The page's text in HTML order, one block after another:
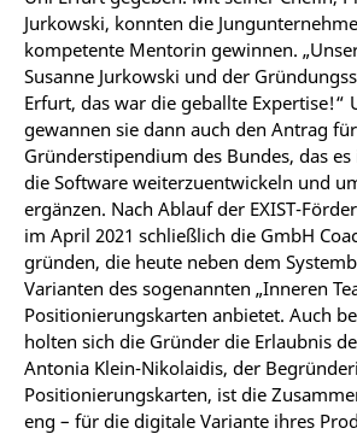
Jurkowski, konnten die
kompetente Mentorin gewinnen.
Susanne Jurkowski und der
Erfurt, das war die geballte Expertise!“
gewannen sie dann auch den Antrag
Gründerstipendium des Bundes, das
die Software weiterzuentwickeln und
ergänzen. Nach Ablauf der EXIST-
im April 2021 schließlich die GmbH
gründen, die heute neben dem
Varianten des sogenannten „Inneren
Positionierungskarten anbietet. Auch
holten sich die Gründer die Erlaubnis
Antonia Klein-Nikolaidis, der
Positionierungskarten, ist die
eng – für die digitale Variante ihres